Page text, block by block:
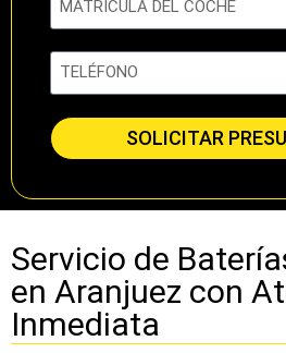
SOLICITAR
Servicio de
en Aranjuez con
Inmediata